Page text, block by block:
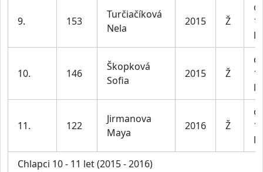
9. 153
Turčiačíková
Nela
2015 Ž
10. 146
Škopková
Sofia
2015 Ž
11. 122
Jirmanova
Maya
2016 Ž
Chlapci 10 - 11 let (2015 - 2016)